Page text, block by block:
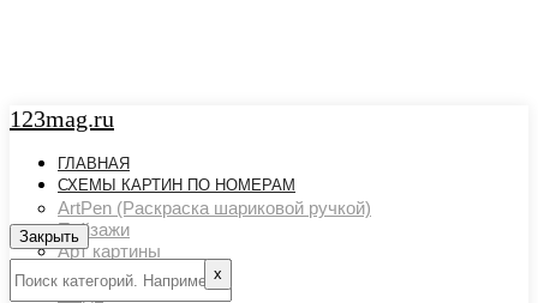
123mag.ru
ГЛАВНАЯ
СХЕМЫ КАРТИН ПО НОМЕРАМ
ArtPen (Раскраска шариковой ручкой)
Пейзажи
Арт картины
Животный мир
Закрыть
х